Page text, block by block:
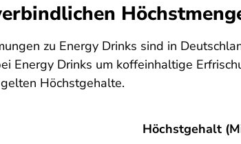
zu Energy Drinks sind in
Energy Drinks um koffeinhaltige
Höchstgehalte.
Höchstgehalt